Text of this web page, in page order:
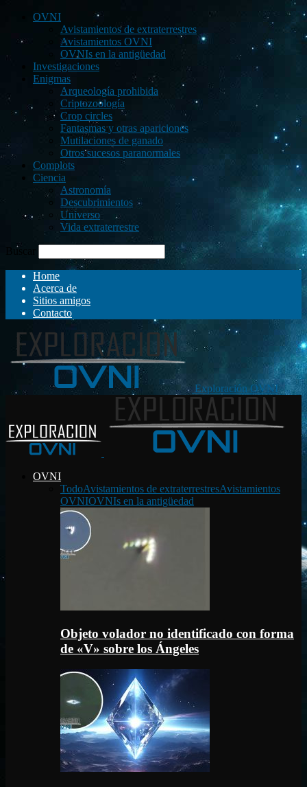
OVNI
Avistamientos de extraterrestres
Avistamientos OVNI
OVNIs en la antigüedad
Investigaciones
Enigmas
Arqueología prohibida
Criptozoología
Crop circles
Fantasmas y otras apariciones
Mutilaciones de ganado
Otros sucesos paranormales
Complots
Ciencia
Astronomía
Descubrimientos
Universo
Vida extraterrestre
Buscar
Home
Acerca de
Sitios amigos
Contacto
Exploración OVNI
OVNI
TodoAvistamientos de extraterrestresAvistamientos
OVNIOVNIs en la antigüedad
Objeto volador no identificado con forma
de «V» sobre los Ángeles